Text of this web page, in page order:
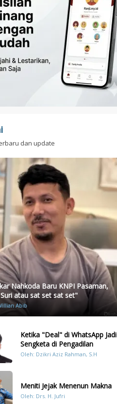
dan update
Nahkoda Baru KNPI Pasaman,
atau sat set sat set"
Abib
Ketika "Deal" di WhatsApp Jadi
Sengketa di Pengadilan
Oleh: Dzikri Aziz Rahman, S.H
Meniti Jejak Menenun Makna
Oleh: Drs. H. Jufri